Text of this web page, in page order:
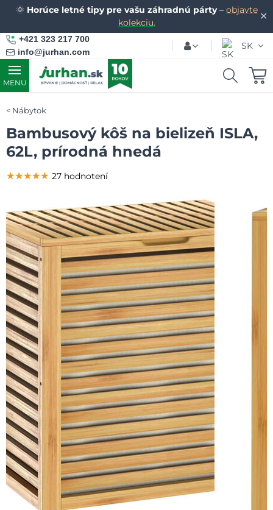
✕
🌞 Horúce letné tipy pre vašu záhradnú párty– objavte
kolekciu.
+421 323 217 700
info@jurhan.com
SK
MENU
Nábytok
Bambusový kôš na bielizeň ISLA,
62L, prírodná hnedá
★★★★★
★★★★★
★★★★★ 27 hodnotení